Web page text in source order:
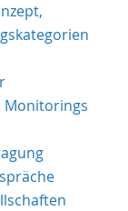
Monitorings